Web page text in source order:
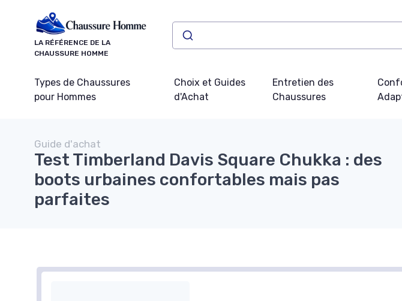
LA RÉFÉRENCE DE LA
CHAUSSURE HOMME
Types de Chaussures
pour Hommes
Choix et Guides
d'Achat
Entretien des
Chaussures
Guide d'achat
Test Timberland Davis Square Chukka : des
boots urbaines confortables mais pas
parfaites